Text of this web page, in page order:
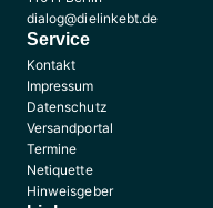
dialog@dielinkebt.de
Service
Kontakt
Impressum
Datenschutz
Versandportal
Termine
Netiquette
Hinweisgeber